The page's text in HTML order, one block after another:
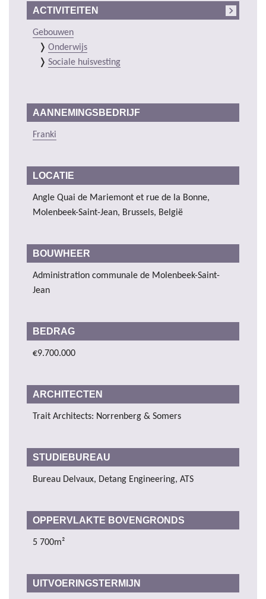
ACTIVITEITEN
Gebouwen
Onderwijs
Sociale huisvesting
AANNEMINGSBEDRIJF
Franki
LOCATIE
Angle Quai de Mariemont et rue de la Bonne,
Molenbeek-Saint-Jean, Brussels, België
BOUWHEER
Administration communale de Molenbeek-Saint-
Jean
BEDRAG
€9.700.000
ARCHITECTEN
Trait Architects: Norrenberg & Somers
STUDIEBUREAU
Bureau Delvaux, Detang Engineering, ATS
OPPERVLAKTE BOVENGRONDS
5 700m²
UITVOERINGSTERMIJN